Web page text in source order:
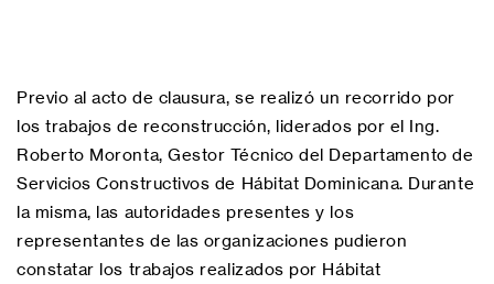
Previo al acto de clausura, se realizó un recorrido por
los trabajos de reconstrucción, liderados por el Ing.
Roberto Moronta, Gestor Técnico del Departamento de
Servicios Constructivos de Hábitat Dominicana. Durante
la misma, las autoridades presentes y los
representantes de las organizaciones pudieron
constatar los trabajos realizados por Hábitat